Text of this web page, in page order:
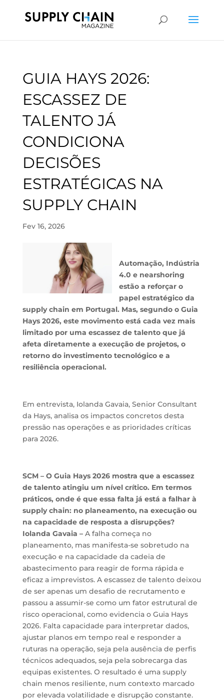
GUIA HAYS 2026:
ESCASSEZ DE
TALENTO JÁ
CONDICIONA
DECISÕES
ESTRATÉGICAS NA
SUPPLY CHAIN
Fev 16, 2026
Automação, Indústria
4.0 e nearshoring
estão a reforçar o
papel estratégico da
supply chain em Portugal. Mas, segundo o Guia
Hays 2026, este movimento está cada vez mais
limitado por uma escassez de talento que já
afeta diretamente a execução de projetos, o
retorno do investimento tecnológico e a
resiliência operacional.
Em entrevista, Iolanda Gavaia, Senior Consultant
da Hays, analisa os impactos concretos desta
pressão nas operações e as prioridades críticas
para 2026.
SCM – O Guia Hays 2026 mostra que a escassez
de talento atingiu um nível crítico. Em termos
práticos, onde é que essa falta já está a falhar à
supply chain: no planeamento, na execução ou
na capacidade de resposta a disrupções?
Iolanda Gavaia –A falha começa no
planeamento, mas manifesta-se sobretudo na
execução e na capacidade da cadeia de
abastecimento para reagir de forma rápida e
eficaz a imprevistos. A escassez de talento deixou
de ser apenas um desafio de recrutamento e
passou a assumir-se como um fator estrutural de
risco operacional, como evidencia o Guia Hays
2026. Falta capacidade para interpretar dados,
ajustar planos em tempo real e responder a
ruturas na operação, seja pela ausência de perfis
técnicos adequados, seja pela sobrecarga das
equipas existentes. O resultado é uma supply
chain menos resiliente, num contexto marcado
por elevada volatilidade e disrupção constante.